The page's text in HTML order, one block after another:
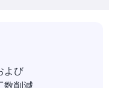
よび
数削減